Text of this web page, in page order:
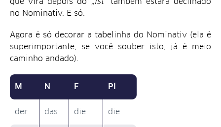
no Nominativ. E só.
Agora é só decorar a tabelinha do Nominativ (ela é
superimportante, se você souber isto, já é meio
caminho andado).
M N F Pl
der das die die